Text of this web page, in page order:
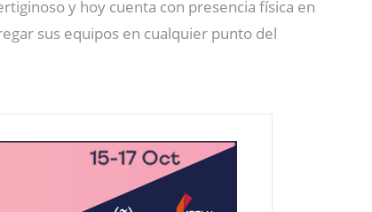
y hoy cuenta con presencia física en
sus equipos en cualquier punto del